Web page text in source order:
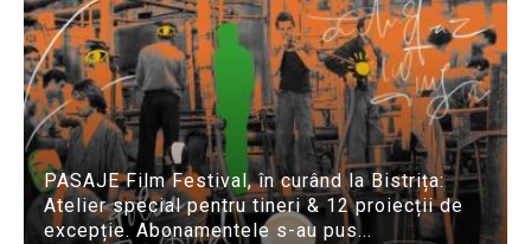
PASAJE Film Festival, în curând la Bistrița:
Atelier special pentru tineri & 12 proiecții de
excepție. Abonamentele s-au pus...